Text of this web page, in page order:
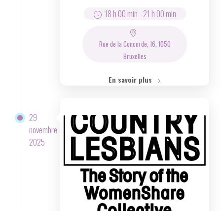
18 h 00 min-21 h 00 min
Rue de la Concorde, 16, 1050
Bruxelles
En savoir plus
29
novembre
2025